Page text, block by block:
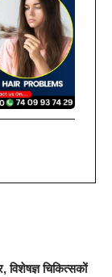
विशेषज्ञ चिकित्सकों